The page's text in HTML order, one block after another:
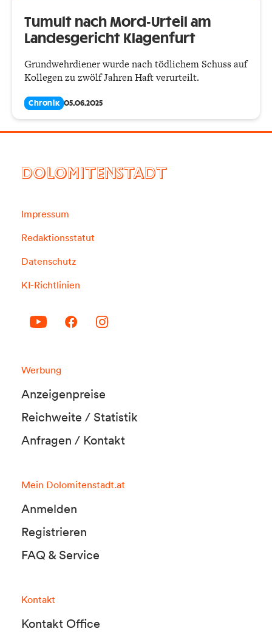
Tumult nach Mord-Urteil am
Landesgericht Klagenfurt
Grundwehrdiener wurde nach tödlichem Schuss auf
Kollegen zu zwölf Jahren Haft verurteilt.
Chronik 05.06.2025
DOLOMITENSTADT
Impressum
Redaktionsstatut
Datenschutz
KI-Richtlinien
Werbung
Anzeigenpreise
Reichweite / Statistik
Anfragen / Kontakt
Mein Dolomitenstadt.at
Anmelden
Registrieren
FAQ & Service
Kontakt
Kontakt Office